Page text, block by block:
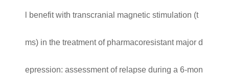
l benefit with transcranial magnetic stimulation (t
ms) in the treatment of pharmacoresistant major d
epression: assessment of relapse during a 6-mon